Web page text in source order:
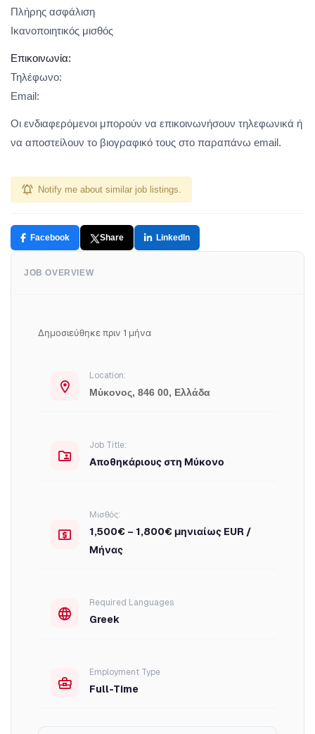
Πλήρης ασφάλιση
Ικανοποιητικός μισθός
Επικοινωνία:
Τηλέφωνο:
Email:
Οι ενδιαφερόμενοι μπορούν να επικοινωνήσουν τηλεφωνικά ή
να αποστείλουν το βιογραφικό τους στο παραπάνω email.
Notify me about similar job listings.
Facebook Share LinkedIn
JOB OVERVIEW
Δημοσιεύθηκε πριν 1 μήνα
Location:
Μύκονος, 846 00, Ελλάδα
Job Title:
Αποθηκάριους στη Μύκονο
Μισθός:
1,500€ – 1,800€ μηνιαίως EUR /
Μήνας
Required Languages
Greek
Employment Type
Full-Time